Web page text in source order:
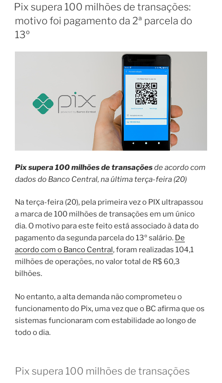
EM
Pix supera 100 milhões de transações:
motivo foi pagamento da 2ª parcela do
13º
Pix supera 100 milhões de transaçõesde acordo com
dados do Banco Central, na última terça-feira (20)
Na terça-feira (20), pela primeira vez o PIX ultrapassou
a marca de 100 milhões de transações em um único
dia. O motivo para este feito está associado à data do
pagamento da segunda parcela do 13º salário. De
acordo com o Banco Central, foram realizadas 104,1
milhões de operações, no valor total de R$ 60,3
bilhões.
No entanto, a alta demanda não comprometeu o
funcionamento do Pix, uma vez que o BC afirma que os
sistemas funcionaram com estabilidade ao longo de
todo o dia.
Pix supera 100 milhões de transações